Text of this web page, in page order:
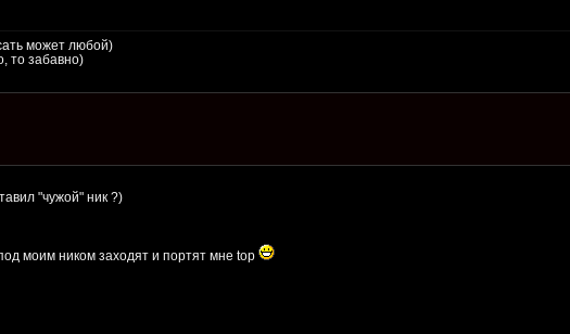
может любой)
то забавно)
"чужой" ник ?)
моим ником заходят и портят мне top